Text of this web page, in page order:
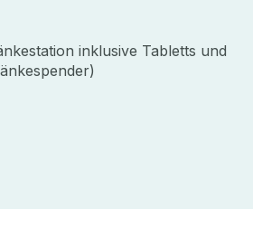
inklusive Tabletts und